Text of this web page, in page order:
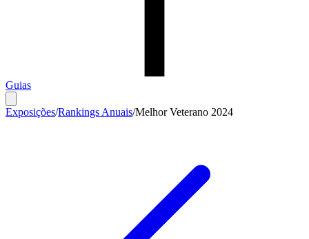
Guias
Exposições/Rankings Anuais/Melhor Veterano 2024